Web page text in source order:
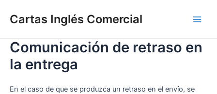
Cartas Inglés Comercial
Comunicación de retraso en
la entrega
En el caso de que se produzca un retraso en el envío, se